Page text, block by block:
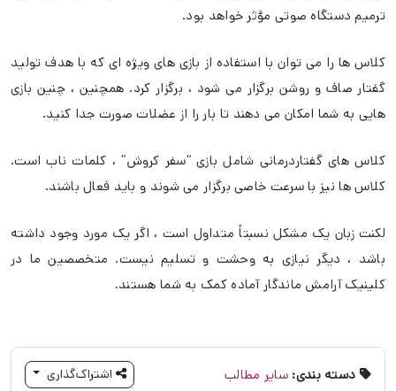
ترمیم دستگاه صوتی مؤثر خواهد بود.
کلاس ها را می توان با استفاده از بازی های ویژه ای که با هدف تولید
گفتار صاف و روشن برگزار می شود ، برگزار کرد. همچنین ، چنین بازی
هایی به شما امکان می دهند تا بار را از عضلات صورت جدا کنید.
کلاس های گفتاردرمانی شامل بازی “سفر کروش” ، کلمات ناب است.
کلاس ها نیز با سرعت خاصی برگزار می شوند و باید فعال باشند.
لکنت زبان یک مشکل نسبتاً متداول است ، اگر یک مورد وجود داشته
باشد ، دیگر نیازی به وحشت و تسلیم نیست. متخصصین ما در
کلینیک آرامش ماندگار آماده کمک به شما هستند.
دسته بندی: سایر مطالب اشتراک‌گذاری